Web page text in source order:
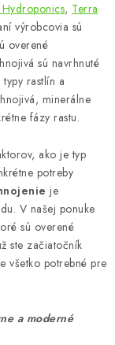
, Terra
výrobcovia sú
overené
sú navrhnuté
rastlín a
minerálne
fázy rastu.
ako je typ
potreby
je
V našej ponuke
sú overené
ste začiatočník
všetko potrebné pre
a moderné